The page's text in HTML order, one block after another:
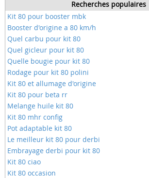
Recherches populaires
Kit 80 pour booster mbk
Booster d'origine a 80 km/h
Quel carbu pour kit 80
Quel gicleur pour kit 80
Quelle bougie pour kit 80
Rodage pour kit 80 polini
Kit 80 et allumage d'origine
Kit 80 pour beta rr
Melange huile kit 80
Kit 80 mhr config
Pot adaptable kit 80
Le meilleur kit 80 pour derbi
Embrayage derbi pour kit 80
Kit 80 ciao
Kit 80 occasion